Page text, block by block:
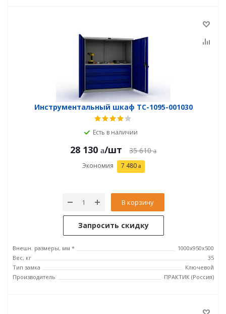
Инструментальный шкаф TC-1095-001030
Есть в наличии
28 130 /шт 35 610
Экономия 7 480
В корзину
Запросить скидку
Внешн. размеры, мм *
1000x950x500
Вес, кг
35
Тип замка
Ключевой
Производитель
ПРАКТИК (Россия)